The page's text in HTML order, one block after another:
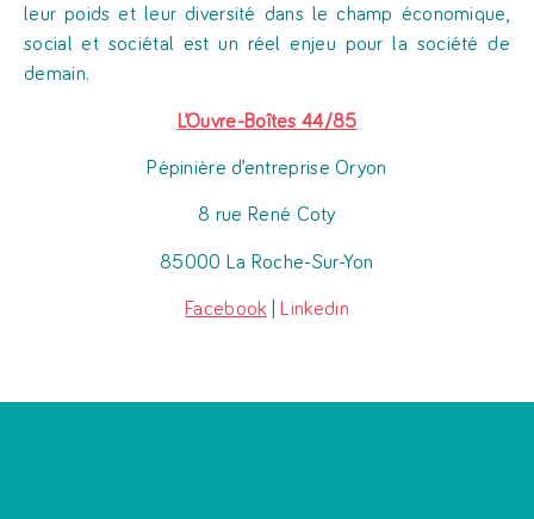
leur poids et leur diversité dans le champ économique,
social et sociétal est un réel enjeu pour la société de
demain.
L’Ouvre-Boîtes 44/85
Pépinière d’entreprise Oryon
8 rue René Coty
85000 La Roche-Sur-Yon
Facebook Linkedin